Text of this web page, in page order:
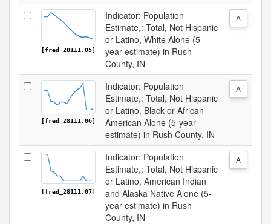
[fred_28111.05]
Indicator: Population
Estimate,: Total, Not Hispanic
or Latino, White Alone (5-
year estimate) in Rush
County, IN
A
[fred_28111.06]
Indicator: Population
Estimate,: Total, Not Hispanic
or Latino, Black or African
American Alone (5-year
estimate) in Rush County, IN
A
[fred_28111.07]
Indicator: Population
Estimate,: Total, Not Hispanic
or Latino, American Indian
and Alaska Native Alone (5-
year estimate) in Rush
County, IN
A